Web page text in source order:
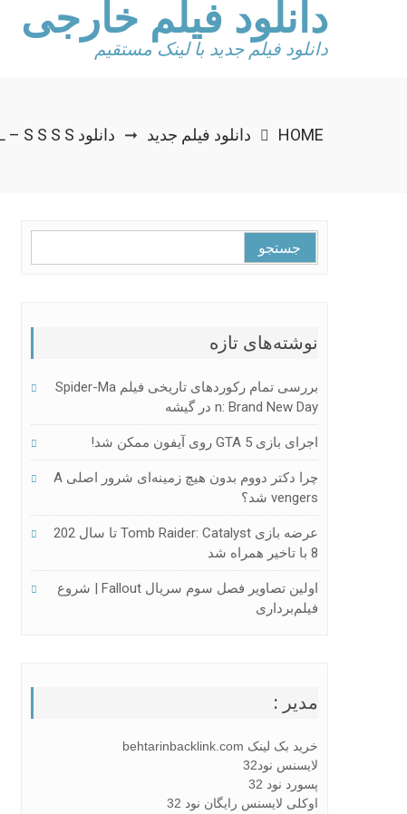
دانلود فیلم خارجی
دانلود فیلم جدید با لینک مستقیم
HOME دانلود فیلم جدید ➞ دانلود IMPRISONED: SURVIVAL GUIDE FOR RICH AND PRODIGAL – S S S S
برای:
نوشته‌های تازه
بررسی تمام رکوردهای تاریخی فیلم Spider-Ma
N: Brand New Day در گیشه
اجرای بازی GTA 5 روی آیفون ممکن شد!
چرا دکتر دووم بدون هیچ زمینه‌ای شرور اصلی A
Vengers شد؟
عرضه بازی Tomb Raider: Catalyst تا سال 202
8 با تاخیر همراه شد
اولین تصاویر فصل سوم سریال Fallout | شروع
فیلم‌برداری
مدیر :
خرید بک لینک behtarinbacklink.com
لایسنس نود32
پسورد نود 32
اوکلی لایسنس رایگان نود 32